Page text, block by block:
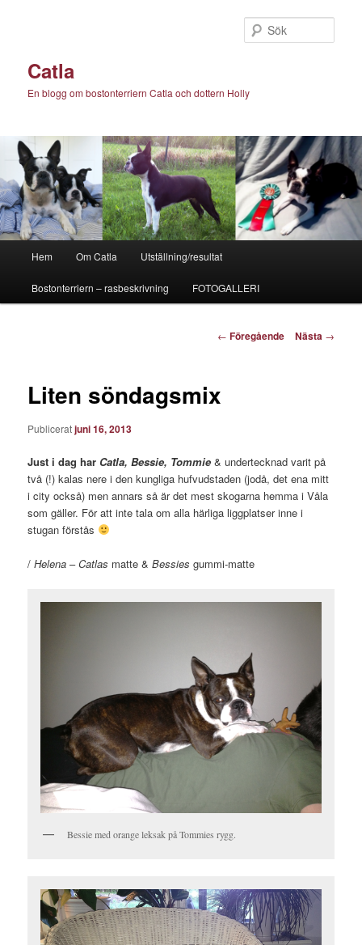
Catla
En blogg om bostonterriern Catla och dottern Holly
Hem Om Catla Utställning/resultat
Bostonterriern – rasbeskrivning FOTOGALLERI
Inläggsnavigering
← Föregående Nästa →
Liten söndagsmix
Publiceratjuni 16, 2013
Just i dag har Catla, Bessie, Tommie & undertecknad varit på
två (!) kalas nere i den kungliga hufvudstaden (jodå, det ena mitt
i city också) men annars så är det mest skogarna hemma i Våla
som gäller. För att inte tala om alla härliga liggplatser inne i
stugan förstås
/Helena –Catlas matte &Bessies gummi-matte
Bessie med orange leksak på Tommies rygg.